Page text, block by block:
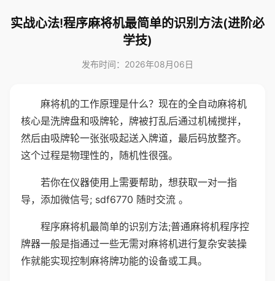
实战心法!程序麻将机最简单的识别方法(进阶必
学技)
发布时间：2026年08月06日
麻将机的工作原理是什么？现在的全自动麻将机
核心是洗牌盘和吸牌轮，牌被打乱后通过机械搅拌，
然后由吸牌轮一张张吸起送入牌道，最后码放整齐。
这个过程是物理性的，随机性很强。
若你在仪器使用上需要帮助，想获取一对一指
导，添加微信号; sdf6770 随时交流 。
程序麻将机最简单的识别方法;普通麻将机程序控
牌器一般是指通过一些无需对麻将机进行复杂安装操
作就能实现控制麻将牌功能的设备或工具。